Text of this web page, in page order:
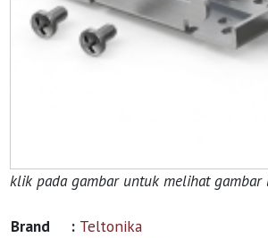
klik pada gambar untuk melihat gambar
Brand : Teltonika